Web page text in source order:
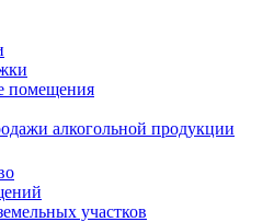
помещения
алкогольной продукции
участков